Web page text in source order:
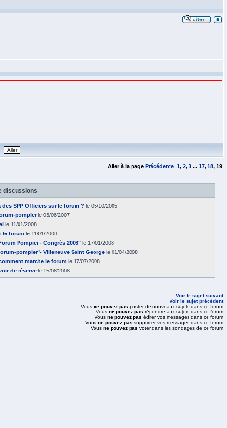
Aller à la page Précédente 1, 2, 3 ... 17, 18, 19
discussions
des SPP Officiers sur le forum ? le 05/10/2005
pompierle 03/08/2007
le 11/01/2008
le forum le 11/01/2008
Pompier - Congrès 2008" le 17/01/2008
pompier"- Villeneuve Saint George le 01/04/2008
marche le forum le 17/07/2008
de réserve le 15/08/2008
Voir le sujet suivant
Voir le sujet précédent
Vous ne pouvez pas poster de nouveaux sujets dans ce forum
Vous ne pouvez pas répondre aux sujets dans ce forum
Vous ne pouvez pas éditer vos messages dans ce forum
Vous ne pouvez pas supprimer vos messages dans ce forum
Vous ne pouvez pas voter dans les sondages de ce forum